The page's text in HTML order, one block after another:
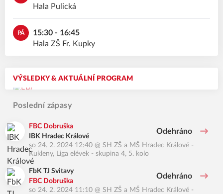
Hala Pulická
PÁ
15:30 - 16:45
Hala ZŠ Fr. Kupky
VÝSLEDKY & AKTUÁLNÍ PROGRAM
Poslední zápasy
FBC Dobruška
IBK Hradec Králové
Odehráno
so 24. 2. 2024 12:40 @ SH ZŠ a MŠ Hradec Králové -
Kukleny, Liga elévek - skupina 4, 5. kolo
FbK TJ Svitavy
FBC Dobruška
Odehráno
so 24. 2. 2024 11:10 @ SH ZŠ a MŠ Hradec Králové -